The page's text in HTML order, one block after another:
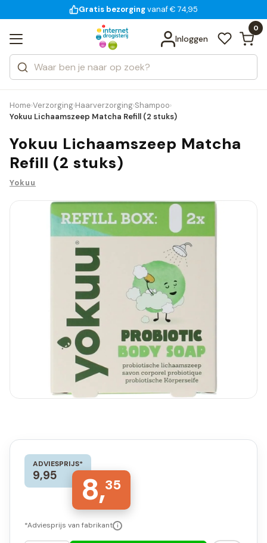
voor 18:00 uur besteld
Gratis bezorging
14 dagen bedenktijd
Inloggen
0
Zoeken
Categorieën
Merken
Bekijk alle resultaten
Home›Verzorging›Haarverzorging›Shampoo›
Yokuu Lichaamszeep Matcha Refill (2 stuks)
Yokuu Lichaamszeep Matcha
Refill (2 stuks)
Yokuu
ADVIESPRIJS*
9,95 8,35
*Adviesprijs van fabrikant i